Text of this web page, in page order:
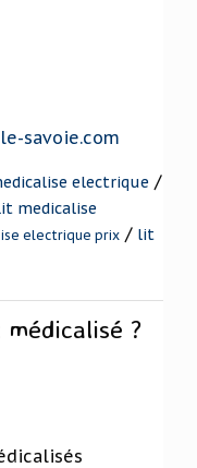
savoie.com
electrique /
medicalise
electrique prix / lit
?